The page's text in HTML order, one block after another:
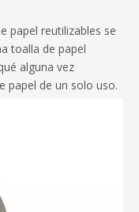
papel reutilizables se
toalla de papel
alguna vez
papel de un solo uso.